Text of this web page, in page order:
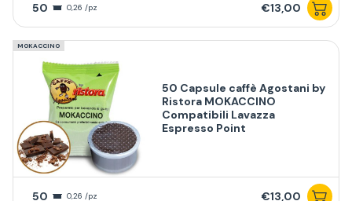
50 0,26 /pz €13,00
MOKACCINO
50 Capsule caffè Agostani by
Ristora MOKACCINO
Compatibili Lavazza
Espresso Point
50 0,26 /pz €13,00